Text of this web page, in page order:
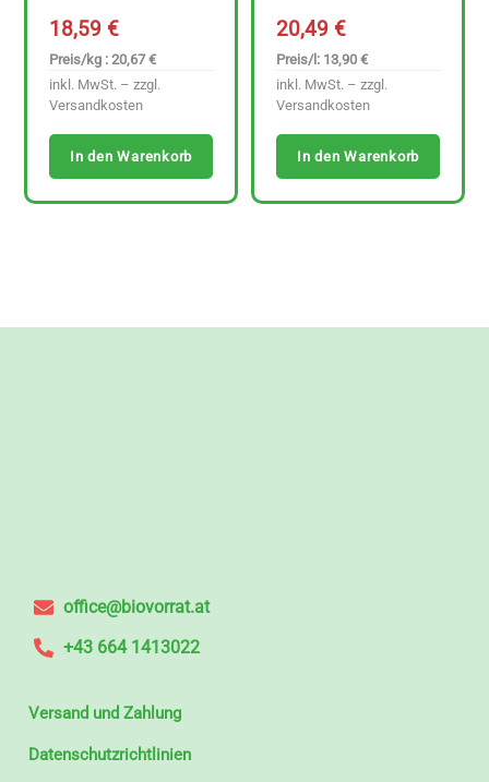
18,59€
Preis/kg : 20,67 €
inkl. MwSt. – zzgl.
Versandkosten
In den Warenkorb
20,49€
Preis/l: 13,90 €
inkl. MwSt. – zzgl.
Versandkosten
In den Warenkorb
office@biovorrat.at
+43 664 1413022
Versand und Zahlung
Datenschutzrichtlinien